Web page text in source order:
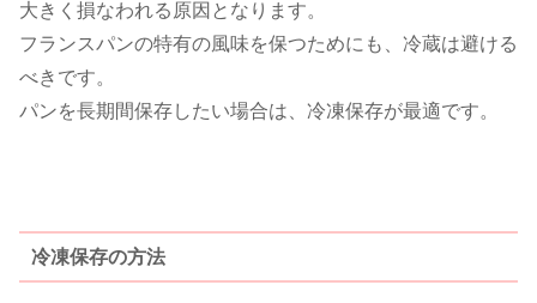
大きく損なわれる原因となります。
フランスパンの特有の風味を保つためにも、冷蔵は避ける
べきです。
パンを長期間保存したい場合は、冷凍保存が最適です。
冷凍保存の方法